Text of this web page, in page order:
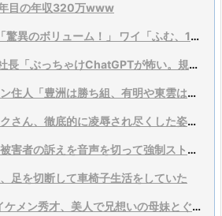
目の年収320万www
【悲報】エロCG集「驚異のボリューム！」 ワイ「ふむ、1万枚くらいはあるんだろうな？(ﾆﾔﾘ」
【悲報】ChatGPTI社長「ぶっちゃけChatGPTが怖い。規制すべきだわこれ」
【悲報】湾岸タワマン住人「豊洲は勝ち組、有明や東雲は負け」
【悲報】ハローマックさん、徹底的に凌辱され尽くした姿で見つかる。
環境省さん、水俣病被害者の訴えを音声を切って強制ストップするwwwwwwww
足を切断して車椅子生活をしていた
ラスコーリニコフ(イケメン秀才、美人で兄想いの母妹とぐう聖の親友持ち)